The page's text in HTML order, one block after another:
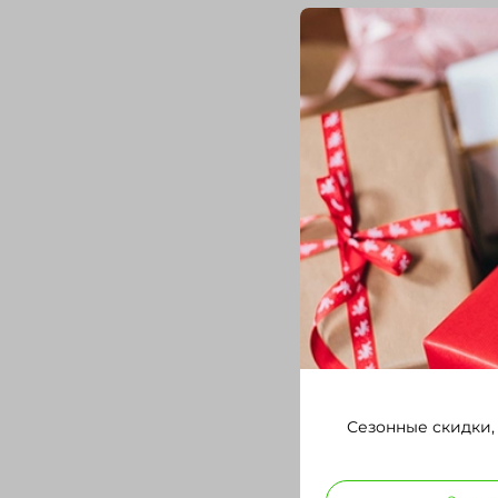
Сезонные